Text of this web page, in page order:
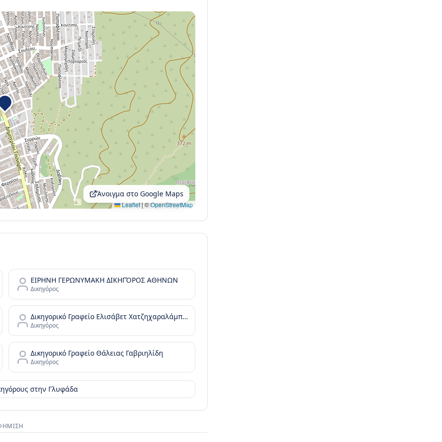
Leaflet|©OpenStreetMap
Άνοιγμα στο Google Maps
ΕΙΡΗΝΗ ΓΕΡΩΝΥΜΑΚΗ ΔΙΚΗΓΌΡΟΣ ΑΘΗΝΩΝ
Δικηγόρος
Δικηγορικό Γραφείο Ελισάβετ Χατζηχαραλάμπους
Δικηγόρος
Δικηγορικό Γραφείο Θάλειας Γαβριηλίδη
Δικηγόρος
στην Γλυφάδα